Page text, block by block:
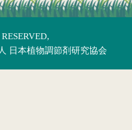
日本植物調節剤研究協会